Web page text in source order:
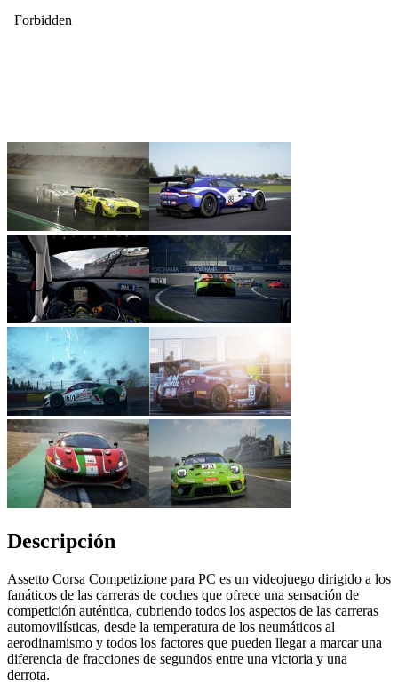
Descripción
Assetto Corsa Competizione para PC es un videojuego dirigido a los
fanáticos de las carreras de coches que ofrece una sensación de
competición auténtica, cubriendo todos los aspectos de las carreras
automovilísticas, desde la temperatura de los neumáticos al
aerodinamismo y todos los factores que pueden llegar a marcar una
diferencia de fracciones de segundos entre una victoria y una
derrota.